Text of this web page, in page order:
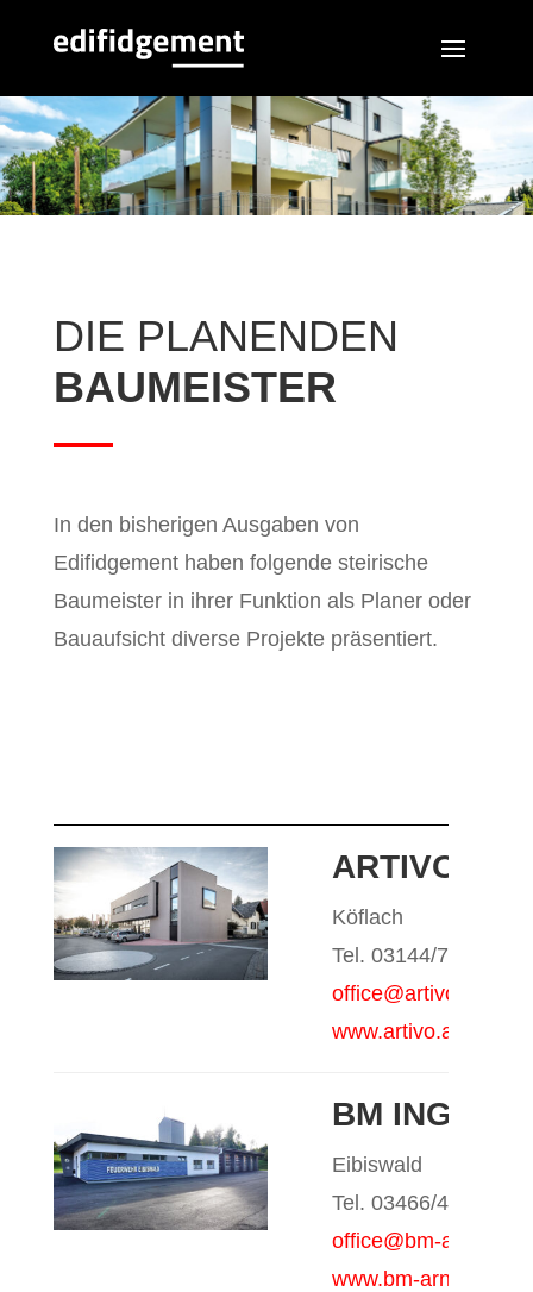
DIE PLANENDEN
BAUMEISTER
In den bisherigen Ausgaben von
Edifidgement haben folgende steirische
Baumeister in ihrer Funktion als Planer oder
Bauaufsicht diverse Projekte präsentiert.
ARTIVO
Köflach
Tel. 03144/71320-4
office@artivo.at
www.artivo.at
BM ING.
Eibiswald
Tel. 03466/42940
office@bm-
www.bm-arnfelser.at